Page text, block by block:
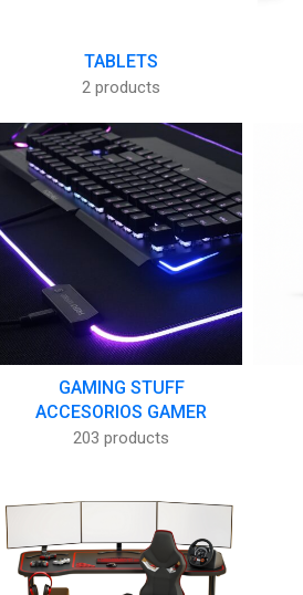
TABLETS
2 products
GAMING STUFF
ACCESORIOS GAMER
203 products